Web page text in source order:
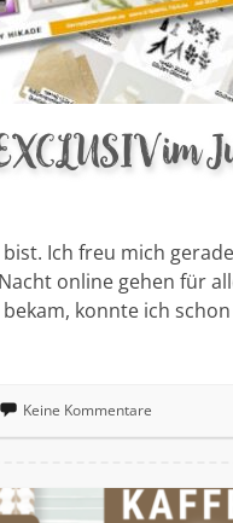
im
Ich freu mich
online gehen für
konnte ich
Keine Kommentare